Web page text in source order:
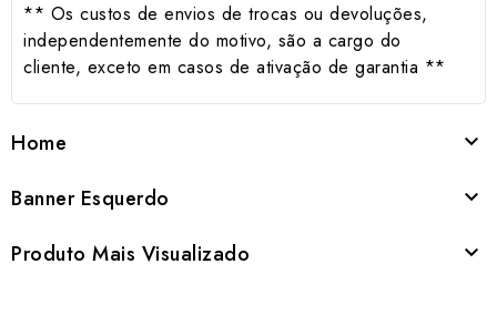
** Os custos de envios de trocas ou devoluções,
independentemente do motivo, são a cargo do
cliente, exceto em casos de ativação de garantia **
Home 
Banner Esquerdo 
Produto Mais Visualizado 